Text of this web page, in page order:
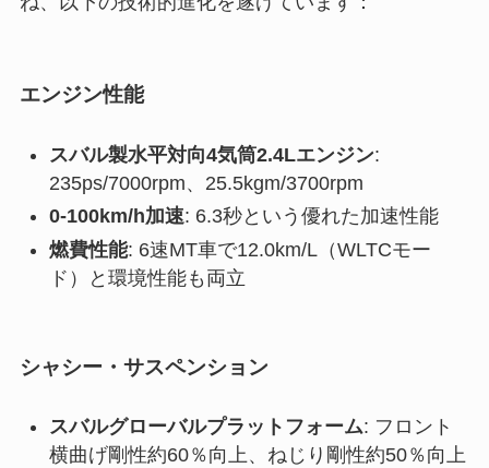
エンジン性能
スバル製水平対向4気筒2.4Lエンジン:
235ps/7000rpm、25.5kgm/3700rpm
0-100km/h加速: 6.3秒という優れた加速性能
燃費性能: 6速MT車で12.0km/L（WLTCモー
ド）と環境性能も両立
シャシー・サスペンション
スバルグローバルプラットフォーム: フロント
横曲げ剛性約60％向上、ねじり剛性約50％向上